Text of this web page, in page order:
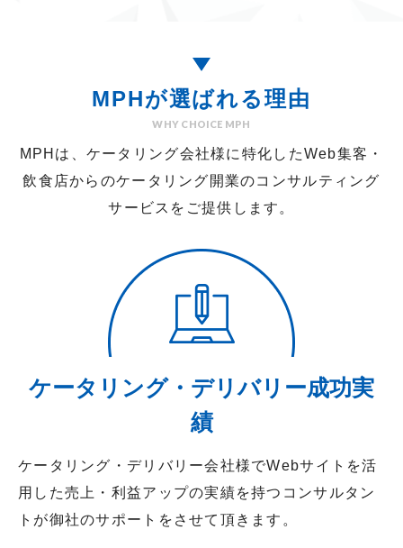
MPHが選ばれる理由
WHY CHOICE MPH
MPHは、ケータリング会社様に特化したWeb集客・
飲食店からのケータリング開業のコンサルティング
サービスをご提供します。
ケータリング・デリバリー成功実
績
ケータリング・デリバリー会社様でWebサイトを活
用した売上・利益アップの実績を持つコンサルタン
トが御社のサポートをさせて頂きます。